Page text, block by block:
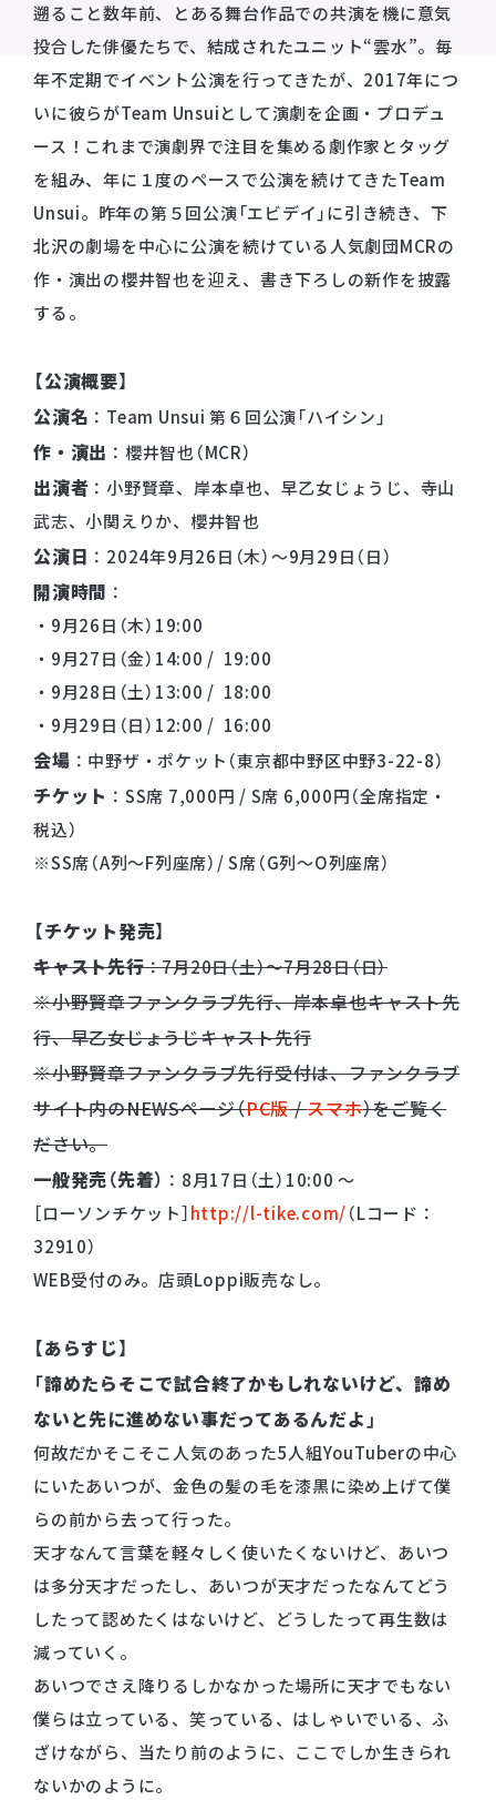
遡ること数年前、とある舞台作品での共演を機に意気
投合した俳優たちで、結成されたユニット“雲水”。毎
年不定期でイベント公演を行ってきたが、2017年につ
いに彼らがTeam Unsuiとして演劇を企画・プロデュ
ース！これまで演劇界で注目を集める劇作家とタッグ
を組み、年に１度のペースで公演を続けてきたTeam
Unsui。昨年の第５回公演「エビデイ」に引き続き、下
北沢の劇場を中心に公演を続けている人気劇団MCRの
作・演出の櫻井智也を迎え、書き下ろしの新作を披露
する。
【公演概要】
公演名 ：Team Unsui 第６回公演「ハイシン」
作・演出 ：櫻井智也（MCR）
出演者 ：小野賢章、岸本卓也、早乙女じょうじ、寺山
武志、小関えりか、櫻井智也
公演日 ：2024年9月26日（木）〜9月29日（日）
開演時間 ：
・9月26日（木）19:00
・9月27日（金）14:00 / 19:00
・9月28日（土）13:00 / 18:00
・9月29日（日）12:00 / 16:00
会場 ：中野ザ・ポケット（東京都中野区中野3-22-8）
チケット ：SS席 7,000円 / S席 6,000円（全席指定・
税込）
※SS席（A列〜F列座席）/ S席（G列〜O列座席）
【チケット発売】
キャスト先行：7月20日（土）〜7月28日（日）
※小野賢章ファンクラブ先行、岸本卓也キャスト先
行、早乙女じょうじキャスト先行
※小野賢章ファンクラブ先行受付は、ファンクラブ
サイト内のNEWSページ（PC版/スマホ）をご覧く
ださい。
一般発売（先着） ：8月17日（土）10:00 〜
［ローソンチケット］http://l-tike.com/（Lコード：
32910）
WEB受付のみ。店頭Loppi販売なし。
【あらすじ】
「諦めたらそこで試合終了かもしれないけど、諦め
ないと先に進めない事だってあるんだよ」
何故だかそこそこ人気のあった5人組YouTuberの中心
にいたあいつが、金色の髪の毛を漆黒に染め上げて僕
らの前から去って行った。
天才なんて言葉を軽々しく使いたくないけど、あいつ
は多分天才だったし、あいつが天才だったなんてどう
したって認めたくはないけど、どうしたって再生数は
減っていく。
あいつでさえ降りるしかなかった場所に天才でもない
僕らは立っている、笑っている、はしゃいでいる、ふ
ざけながら、当たり前のように、ここでしか生きられ
ないかのように。